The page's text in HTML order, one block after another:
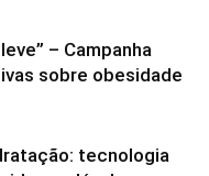
– Campanha
sobre obesidade
tecnologia